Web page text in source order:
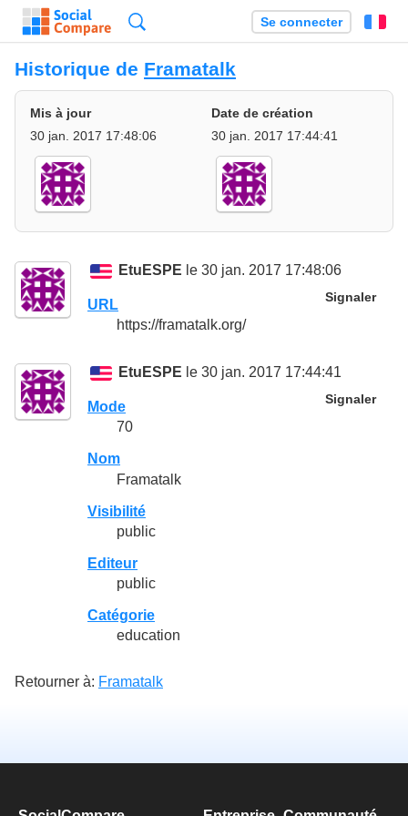
Se connecter
Historique de Framatalk
Mis à jour
30 jan. 2017 17:48:06
Date de création
30 jan. 2017 17:44:41
EtuESPE le 30 jan. 2017 17:48:06
Signaler
URL
https://framatalk.org/
EtuESPE le 30 jan. 2017 17:44:41
Signaler
Mode
70
Nom
Framatalk
Visibilité
public
Editeur
public
Catégorie
education
Retourner à: Framatalk